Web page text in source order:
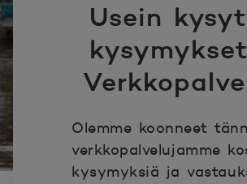
Usein
Olemme koonneet
verkkopalvelujamme
kysymyksiä ja